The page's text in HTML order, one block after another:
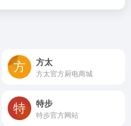
方太
方太官方厨电商城
特步
特步官方网站